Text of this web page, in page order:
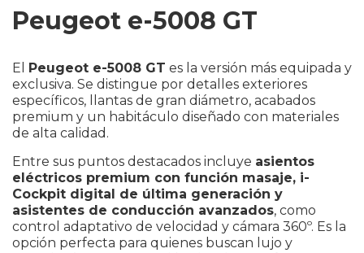
Peugeot e-5008 GT
El Peugeot e-5008 GT es la versión más equipada y
exclusiva. Se distingue por detalles exteriores
específicos, llantas de gran diámetro, acabados
premium y un habitáculo diseñado con materiales
de alta calidad.
Entre sus puntos destacados incluye asientos
eléctricos premium con función masaje, i-
Cockpit digital de última generación y
asistentes de conducción avanzados, como
control adaptativo de velocidad y cámara 360º. Es la
opción perfecta para quienes buscan lujo y